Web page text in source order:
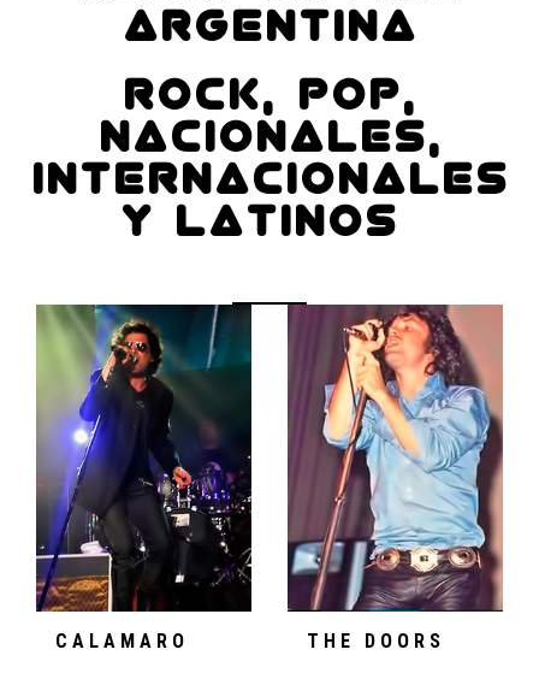
ARGENTINA
ROCK, POP,
NACIONALES,
INTERNACIONALES
Y LATINOS
CALAMARO THE DOORS